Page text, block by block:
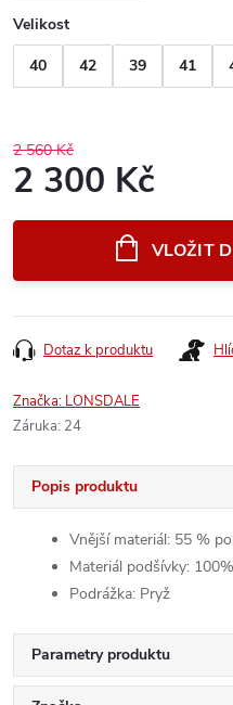
Velikost
40
42 39 41
2 560 Kč
2 300 Kč
VLOŽIT
Dotaz k produktu
Značka: LONSDALE
Záruka: 24
Popis produktu
Vnější materiál: 55 %
Materiál podšívky:
Podrážka: Pryž
Parametry produktu